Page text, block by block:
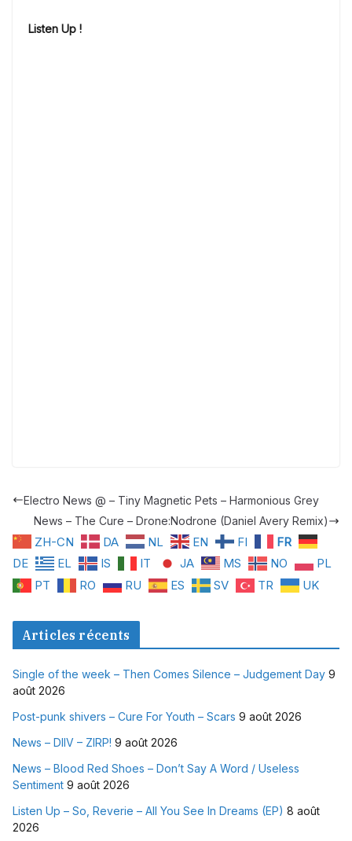
Listen Up !
Electro News @ – Tiny Magnetic Pets – Harmonious Grey
News – The Cure – Drone:Nodrone (Daniel Avery Remix)
ZH-CN DA NL EN FI
FR
DE
EL IS IT JA MS NO
PL
PT
RO RU ES SV TR UK
Articles récents
Single of the week – Then Comes Silence – Judgement Day 9
août 2026
Post-punk shivers – Cure For Youth – Scars 9 août 2026
News – DIIV – ZIRP! 9 août 2026
News – Blood Red Shoes – Don’t Say A Word / Useless
Sentiment 9 août 2026
Listen Up – So, Reverie – All You See In Dreams (EP) 8 août
2026